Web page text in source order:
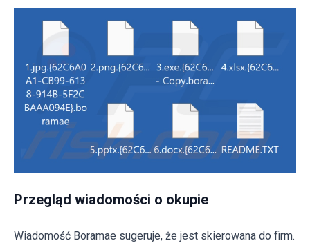
Przegląd wiadomości o okupie
Wiadomość Boramae sugeruje, że jest skierowana do firm.